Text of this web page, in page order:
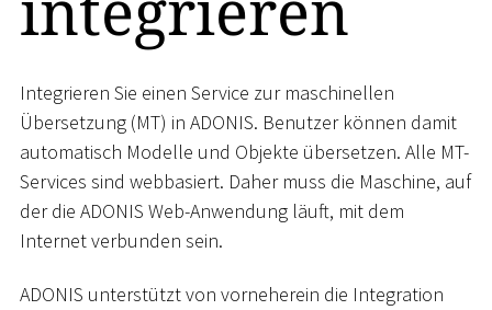
Integrieren Sie einen Service zur maschinellen
Übersetzung (MT) in ADONIS. Benutzer können damit
automatisch Modelle und Objekte übersetzen. Alle MT-
Services sind webbasiert. Daher muss die Maschine, auf
der die ADONIS Web-Anwendung läuft, mit dem
Internet verbunden sein.
ADONIS unterstützt von vorneherein die Integration